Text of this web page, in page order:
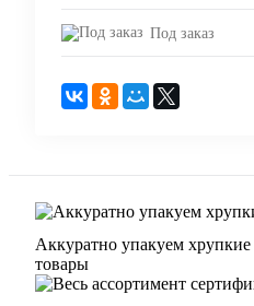
Под заказ
Аккуратно упакуем хрупкие
товары